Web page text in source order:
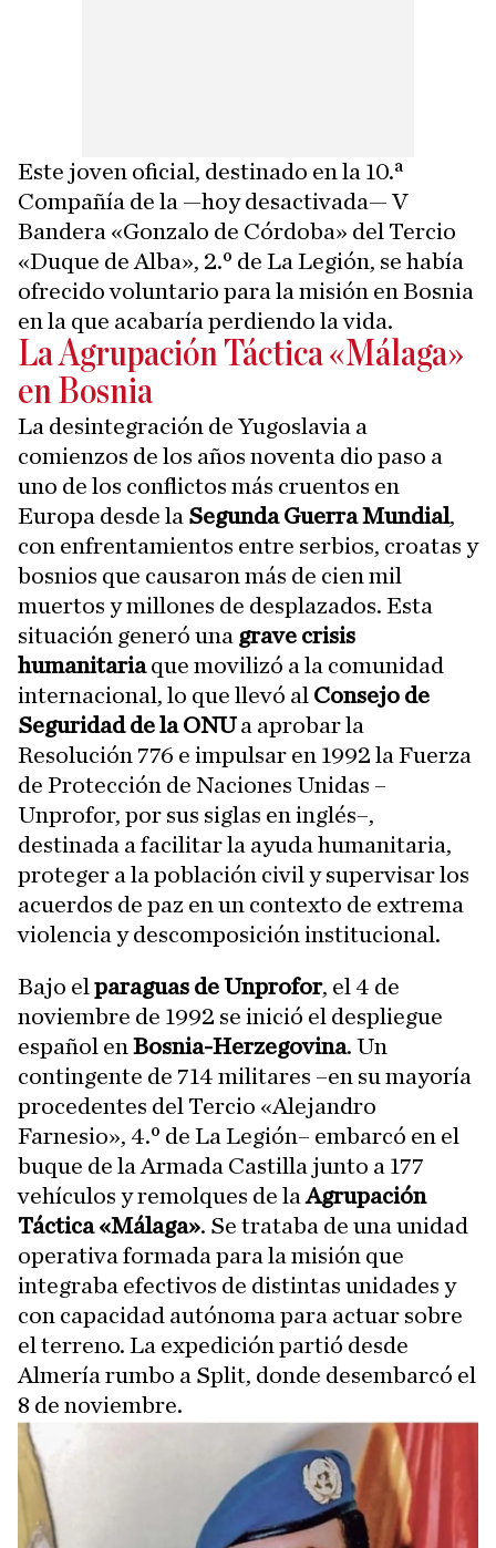
Este joven oficial, destinado en la 10.ª
Compañía de la —hoy desactivada— V
Bandera «Gonzalo de Córdoba» del Tercio
«Duque de Alba», 2.º de La Legión, se había
ofrecido voluntario para la misión en Bosnia
en la que acabaría perdiendo la vida.
La Agrupación Táctica «Málaga»
en Bosnia
La desintegración de Yugoslavia a
comienzos de los años noventa dio paso a
uno de los conflictos más cruentos en
Europa desde la Segunda Guerra Mundial,
con enfrentamientos entre serbios, croatas y
bosnios que causaron más de cien mil
muertos y millones de desplazados. Esta
situación generó una grave crisis
humanitariaque movilizó a la comunidad
internacional, lo que llevó al Consejo de
Seguridad de la ONUa aprobar la
Resolución 776 e impulsar en 1992 la Fuerza
de Protección de Naciones Unidas –
Unprofor, por sus siglas en inglés–,
destinada a facilitar la ayuda humanitaria,
proteger a la población civil y supervisar los
acuerdos de paz en un contexto de extrema
violencia y descomposición institucional.
Bajo el paraguas de Unprofor, el 4 de
noviembre de 1992 se inició el despliegue
español en Bosnia-Herzegovina. Un
contingente de 714 militares –en su mayoría
procedentes del Tercio «Alejandro
Farnesio», 4.º de La Legión– embarcó en el
buque de la Armada Castilla junto a 177
vehículos y remolques de laAgrupación
Táctica «Málaga». Se trataba de una unidad
operativa formada para la misión que
integraba efectivos de distintas unidades y
con capacidad autónoma para actuar sobre
el terreno. La expedición partió desde
Almería rumbo a Split, donde desembarcó el
8 de noviembre.